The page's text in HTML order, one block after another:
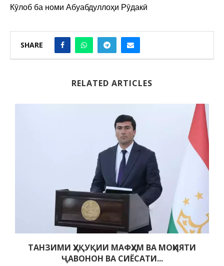
Кӯлоб ба номи Абуабдуллоҳи Рӯдакӣ
SHARE
RELATED ARTICLES
ТАНЗИМИ ҲУҚУҚИИ МАФҲУМ ВА МОҲИЯТИ
ҶАВОНОН ВА СИЁСАТИ...